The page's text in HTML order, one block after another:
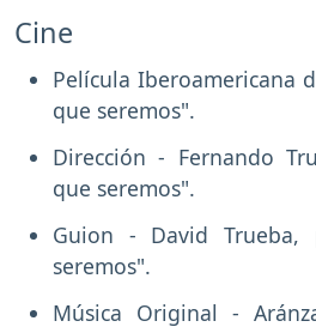
Cine
Película Iberoamericana
que seremos".
Dirección - Fernando
que seremos".
Guion - David
seremos".
Música Original -